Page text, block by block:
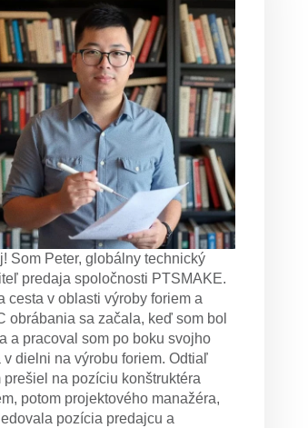
Som Peter, globálny technický
predaja spoločnosti PTSMAKE.
cesta v oblasti výroby foriem a
obrábania sa začala, keď som bol
a pracoval som po boku svojho
v dielni na výrobu foriem. Odtiaľ
prešiel na pozíciu konštruktéra
potom projektového manažéra,
pozícia predajcu a